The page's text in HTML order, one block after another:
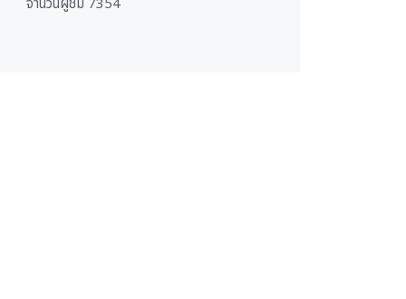
จำนวนผู้ชม 7354